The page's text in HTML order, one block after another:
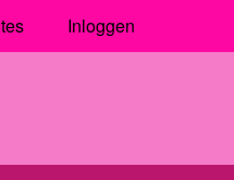
Inloggen